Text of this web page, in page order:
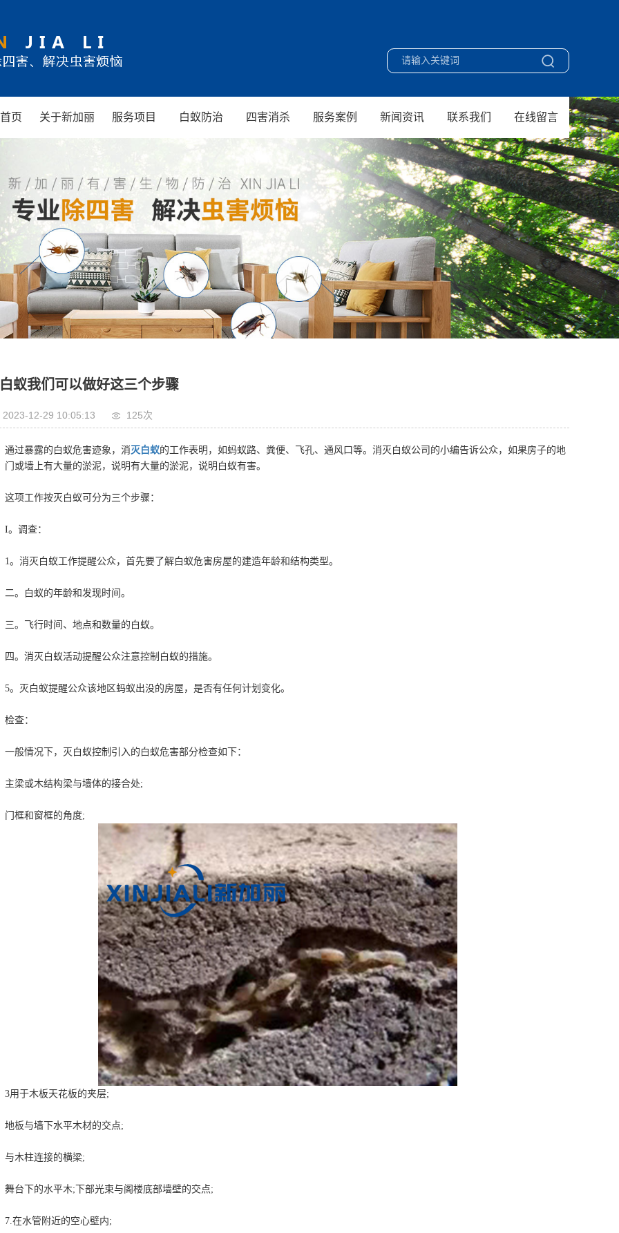
页 关于新加丽 服务项目 白蚁防治 四害消杀 服务案例 新闻资讯 联系我们 在线留言
蚁我们可以做好这三个步骤
2023-12-29 10:05:13 125次
暴露的白蚁危害迹象，消灭白蚁的工作表明，如蚂蚁路、粪便、飞孔、通风口等。消灭白蚁公司的小编告诉公众，如果房子的地
门或墙上有大量的淤泥，说明有大量的淤泥，说明白蚁有害。
工作按灭白蚁可分为三个步骤：
调查：
灭白蚁工作提醒公众，首先要了解白蚁危害房屋的建造年龄和结构类型。
白蚁的年龄和发现时间。
飞行时间、地点和数量的白蚁。
消灭白蚁活动提醒公众注意控制白蚁的措施。
白蚁提醒公众该地区蚂蚁出没的房屋，是否有任何计划变化。
：
情况下，灭白蚁控制引入的白蚁危害部分检查如下：
或木结构梁与墙体的接合处;
和窗框的角度;
于木板天花板的夹层;
与墙下水平木材的交点;
柱连接的横梁;
下的水平木;下部光束与阁楼底部墙壁的交点;
水管附近的空心壁内;